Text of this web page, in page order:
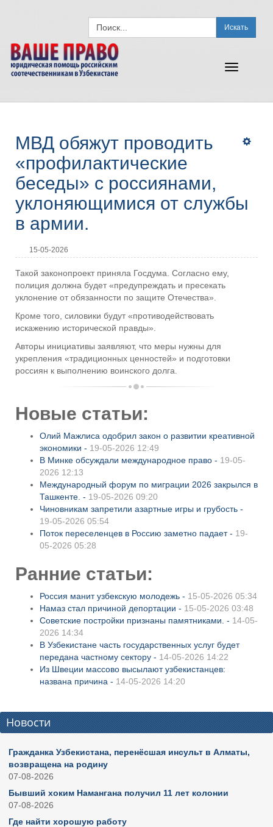
Искать
Toggle
МВД обяжут проводить
«профилактические
беседы» с россиянами,
уклоняющимися от службы
в армии.
15-05-2026
Такой законопроект приняла Госдума. Согласно ему,
полиция должна будет «предупреждать и пресекать
уклонение от обязанности по защите Отечества».
Кроме того, силовики будут «противодействовать
искажению исторической правды».
Авторы инициативы заявляют, что меры нужны для
укрепления «традиционных ценностей» и подготовки
россиян к выполнению воинского долга.
Новые статьи:
Олий Мажлиса одобрил закон о развитии креативной
экономики - 19-05-2026 12:49
В Минке обсуждали международное право - 19-05-
2026 12:13
Международный форум по миграции 2026 закрылся в
Ташкенте. - 19-05-2026 09:20
Чиновникам запретили азартные игры и грубость -
19-05-2026 05:54
Поток переселенцев в Россию заметно падает - 19-
05-2026 05:28
Ранние статьи:
Россия манит узбекскую молодежь - 15-05-2026 05:34
Намаз стал причиной депортации - 15-05-2026 03:48
Советские постройки признаны памятниками. - 14-05-
2026 14:34
В Узбекистане часть государственных услуг будет
передана частному сектору - 14-05-2026 14:22
Из Швеции массово высылают узбекистанцев:
названа причина - 14-05-2026 14:20
Новости
Гражданка Узбекистана, перенёсшая инсульт в Алматы,
возвращена на родину
07-08-2026
Бывший хоким Намангана получил 11 лет колонии
07-08-2026
Где найти хорошую работу